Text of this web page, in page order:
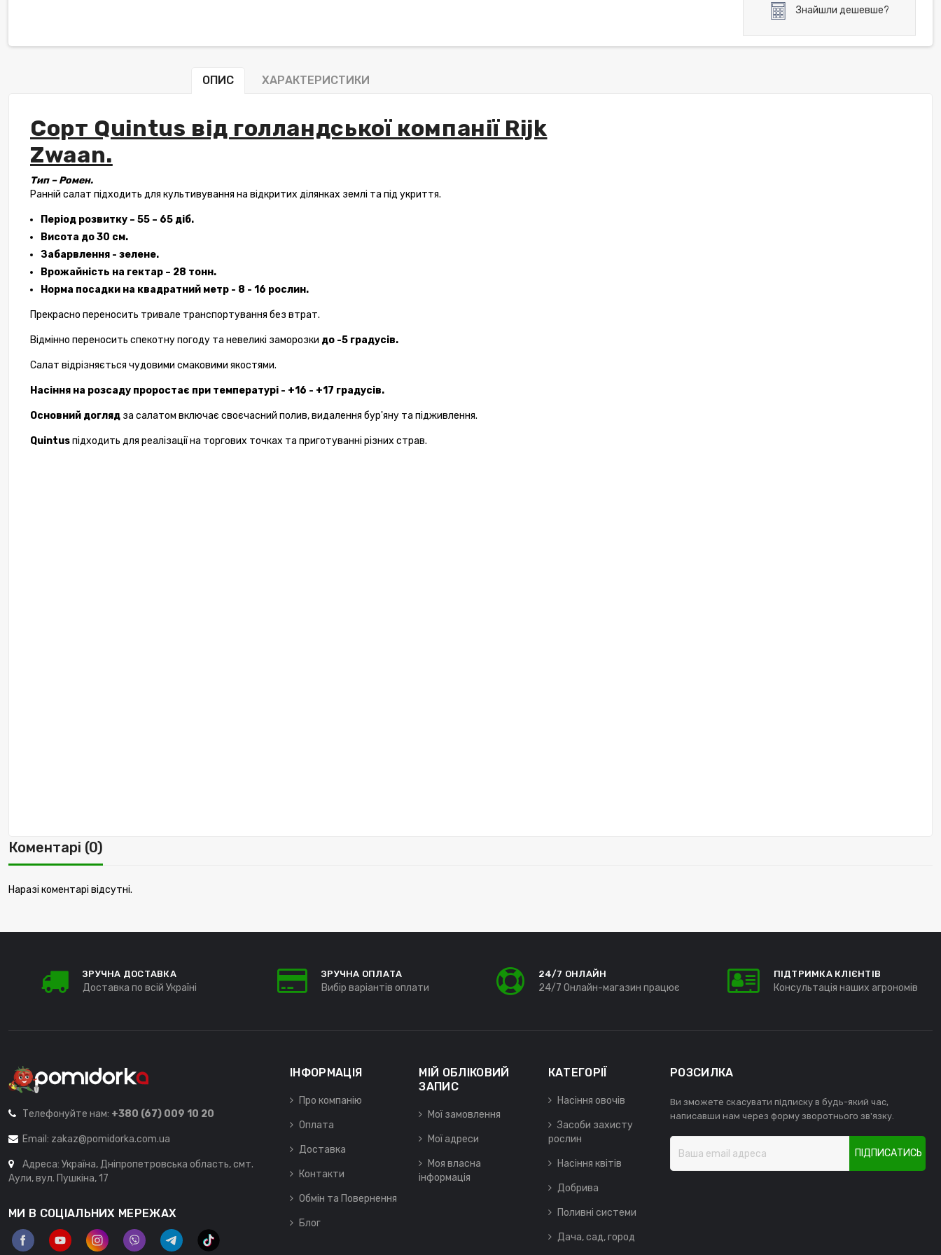
Знайшли дешевше?
ОПИС ХАРАКТЕРИСТИКИ
Сорт Quintus від голландської компанії Rijk
Zwaan.
Тип – Ромен.
Ранній салат підходить для культивування на відкритих ділянках землі та під укриття.
Період розвитку – 55 – 65 діб.
Висота до 30 см.
Забарвлення - зелене.
Врожайність на гектар – 28 тонн.
Норма посадки на квадратний метр - 8 - 16 рослин.
Прекрасно переносить тривале транспортування без втрат.
Відмінно переносить спекотну погоду та невеликі заморозки до -5 градусів.
Салат відрізняється чудовими смаковими якостями.
Насіння на розсаду проростає при температурі - +16 - +17 градусів.
Основний догляд за салатом включає своєчасний полив, видалення бур'яну та підживлення.
Quintusпідходить для реалізації на торгових точках та приготуванні різних страв.
Коментарі (0)
Наразі коментарі відсутні.
ЗРУЧНА ДОСТАВКА
Доставка по всій Україні
ЗРУЧНА ОПЛАТА
Вибір варіантів оплати
24/7 ОНЛАЙН
24/7 Онлайн-магазин працює
ПІДТРИМКА КЛІЄНТІВ
Консультація наших агрономів
Телефонуйте нам: +380 (67) 009 10 20
Email: zakaz@pomidorka.com.ua
Адреса: Україна, Дніпропетровська область, смт.
Аули, вул. Пушкіна, 17
МИ В СОЦІАЛЬНИХ МЕРЕЖАХ
ІНФОРМАЦІЯ
Про компанію
Оплата
Доставка
Контакти
Обмін та Повернення
Блог
МІЙ ОБЛІКОВИЙ
ЗАПИС
Мої замовлення
Мої адреси
Моя власна
інформація
КАТЕГОРІЇ
Насіння овочів
Засоби захисту
рослин
Насіння квітів
Добрива
Поливні системи
Дача, сад, город
РОЗСИЛКА
Ви зможете скасувати підписку в будь-який час,
написавши нам через форму зворотнього зв'язку.
ПІДПИСАТИСЬ